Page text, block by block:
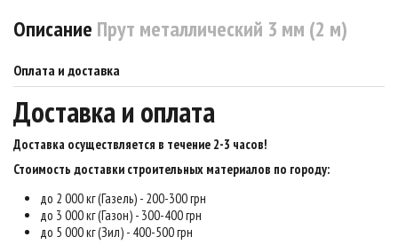
Описание Прут металлический 3 мм (2 м)
Оплата и доставка
Доставка и оплата
Доставка осуществляется в течение 2-3 часов!
Стоимость доставки строительных материалов по городу:
до 2 000 кг (Газель) - 200-300 грн
до 3 000 кг (Газон) - 300-400 грн
до 5 000 кг (Зил) - 400-500 грн